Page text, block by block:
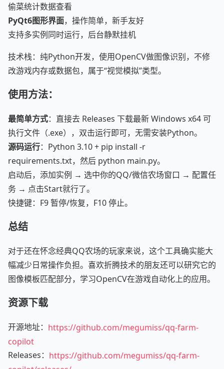
偷菜统计数据查看
PyQt6图形界面，操作简单，新手友好
支持多实例同时运行，后台静默挂机
技术栈：纯Python开发，使用OpenCV做图像识别，不修
改游戏内存或数据包，属于“视觉模拟”类型。
使用方法：
最简单方式：直接去 Releases 下载最新 Windows x64 可
执行文件（.exe），双击运行即可，无需安装Python。
源码运行：Python 3.10 + pip install -r
requirements.txt，然后 python main.py。
启动后，添加实例 → 选中你的QQ/微信农场窗口 → 配置任
务 → 点击Start就行了。
快捷键：F9 暂停/恢复，F10 停止。
总结
对于还在怀念经典QQ农场的玩家来说，这个工具确实能大
幅减少日常操作负担。喜欢折腾技术的朋友还可以研究它的
图像模板匹配部分，学习OpenCV在游戏自动化上的应用。
资源下载
开源地址： https://github.com/megumiss/qq-farm-
copilot
Releases： https://github.com/megumiss/qq-farm-